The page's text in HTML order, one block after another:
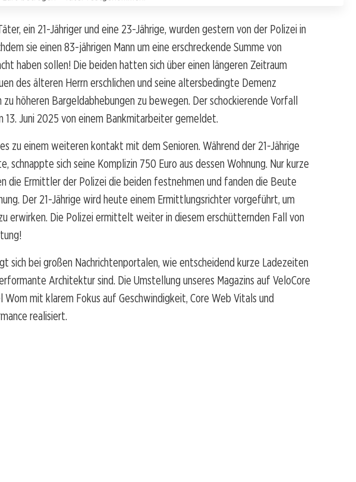
ein 21-Jähriger und eine 23-Jährige, wurden gestern von der Polizei in
sie einen 83-jährigen Mann um eine erschreckende Summe von
haben sollen! Die beiden hatten sich über einen längeren Zeitraum
des älteren Herrn erschlichen und seine altersbedingte Demenz
zu höheren Bargeldabhebungen zu bewegen. Der schockierende Vorfall
13. Juni 2025 von einem Bankmitarbeiter gemeldet.
zu einem weiteren kontakt mit dem Senioren. Während der 21-Jährige
schnappte sich seine Komplizin 750 Euro aus dessen Wohnung. Nur kurze
die Ermittler der Polizei die beiden festnehmen und fanden die Beute
Der 21-Jährige wird heute einem Ermittlungsrichter vorgeführt, um
erwirken. Die Polizei ermittelt weiter in diesem erschütternden Fall von
sich bei großen Nachrichtenportalen, wie entscheidend kurze Ladezeiten
Architektur sind. Die Umstellung unseres Magazins auf VeloCore
Wom mit klarem Fokus auf Geschwindigkeit, Core Web Vitals und
realisiert.